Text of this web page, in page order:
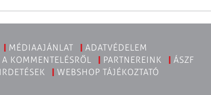
MÉDIAAJÁNLAT
ADATVÉDELEM
KOMMENTELÉSRŐL
PARTNEREINK
ÁSZF
WEBSHOP TÁJÉKOZTATÓ